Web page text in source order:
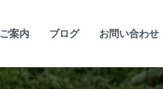
案内 ブログ お問い合わせ